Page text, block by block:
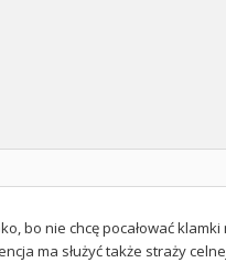
bo nie chcę pocałować
ma służyć także straży